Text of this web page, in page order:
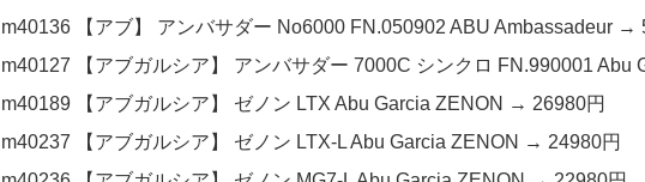
m40136 【アブ】 アンバサダー No6000 FN.050902 ABU Ambassadeur →
m40127 【アブガルシア】 アンバサダー 7000C シンクロ FN.990001
m40189 【アブガルシア】 ゼノン LTX Abu Garcia ZENON → 26980円
m40237 【アブガルシア】 ゼノン LTX-L Abu Garcia ZENON → 24980円